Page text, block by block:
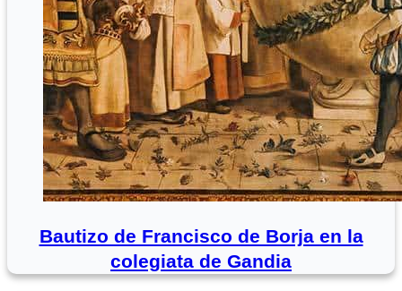
Bautizo de Francisco de Borja en la
colegiata de Gandia